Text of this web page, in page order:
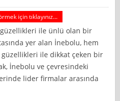
için tıklayınız...
ile ünlü olan bir
yer alan İnebolu, hem
ile dikkat çeken bir
İnebolu ve çevresindeki
lider firmalar arasında